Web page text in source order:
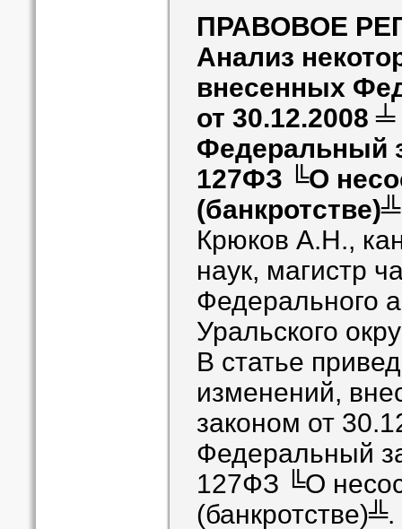
ПРАВОВОЕ
Анализ
внесенных
от 30.12.2008
Федеральный
127ФЗ ╚О
(банкротстве)╩
Крюков А.Н.,
наук, магистр
Федерального
Уральского
В статье
изменений,
законом от
Федеральный
127ФЗ ╚О
(банкротстве)╩.